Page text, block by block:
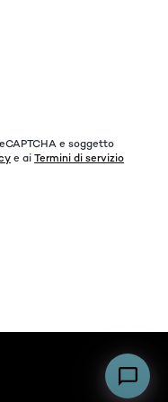
e soggetto
e ai Termini di servizio